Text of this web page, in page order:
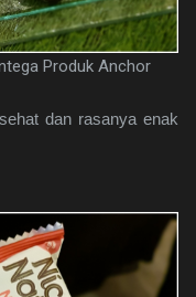
Produk Anchor
dan rasanya enak